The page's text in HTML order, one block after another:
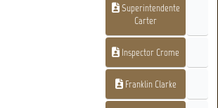
Superintendente
Carter
Inspector Crome
Franklin Clarke